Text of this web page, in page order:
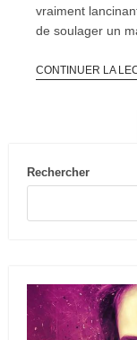
vraiment
de soulager un
CONTINUER LA
Rechercher